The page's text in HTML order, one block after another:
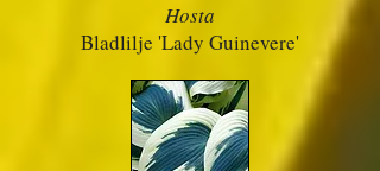
Hosta
Bladlilje 'Lady Guinevere'